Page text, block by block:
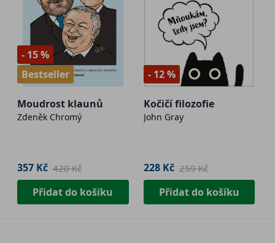
- 15 %
Bestseller
Moudrost klaunů
Zdeněk Chromý
357 Kč 420 Kč
Přidat do košíku
- 12 %
Kočičí filozofie
John Gray
228 Kč 259 Kč
Přidat do košíku